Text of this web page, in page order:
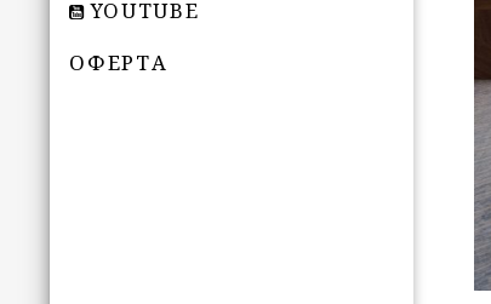
YOUTUBE
ОФЕРТА